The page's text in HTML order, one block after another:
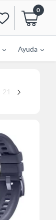
0
Ayuda
21